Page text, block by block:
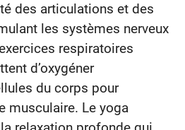
des articulations et des
les systèmes nerveux
respiratoires
d’oxygéner
du corps pour
musculaire. Le yoga